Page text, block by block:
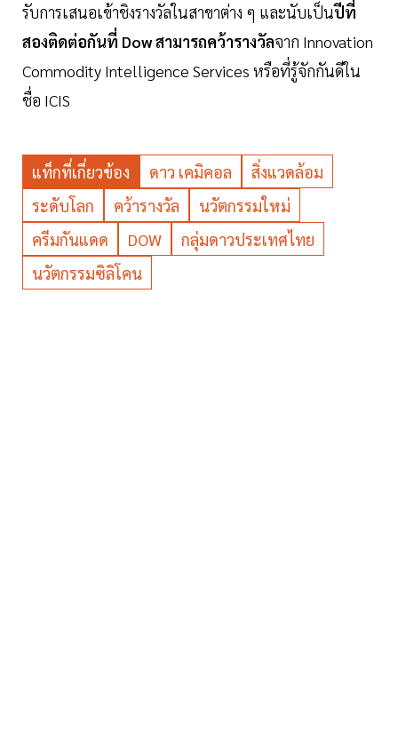
รับการเสนอเข้าชิงรางวัลในสาขาต่าง ๆ และนับเป็นปีที่
สองติดต่อกันที่ Dow สามารถคว้ารางวัลจาก Innovation
Commodity Intelligence Services หรือที่รู้จักกันดีใน
ชื่อ ICIS
แท็กที่เกี่ยวข้อง ดาว เคมิคอล
สิ่งแวดล้อม
ระดับโลก
คว้ารางวัล
นวัตกรรมใหม่
ครีมกันแดด
DOW
กลุ่มดาวประเทศไทย
นวัตกรรมซิลิโคน